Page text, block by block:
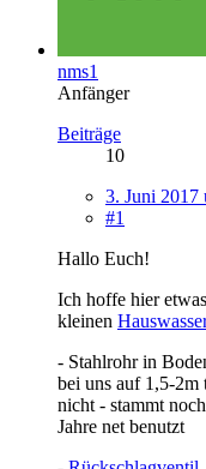
nms1
Anfänger
Beiträge
10
3. Juni 2017
#1
Hallo Euch!
Ich hoffe hier
kleinen
- Stahlrohr in
bei uns auf 1,5-2m
nicht - stammt
Jahre net benutzt